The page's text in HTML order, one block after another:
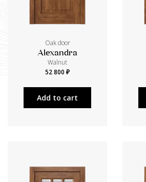
Oak door
Alexandra
Walnut
52 800 ₽
Add to cart